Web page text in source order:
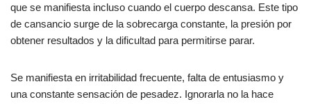
que se manifiesta incluso cuando el cuerpo descansa. Este tipo
de cansancio surge de la sobrecarga constante, la presión por
obtener resultados y la dificultad para permitirse parar.
Se manifiesta en irritabilidad frecuente, falta de entusiasmo y
una constante sensación de pesadez. Ignorarla no la hace